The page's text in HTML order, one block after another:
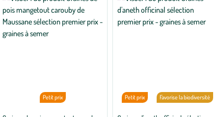
Petit prix Petit prix Favorise la biodiversité